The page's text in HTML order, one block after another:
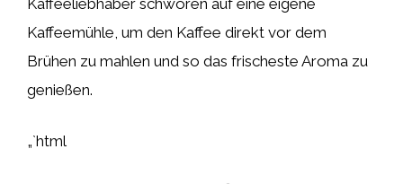
Kaffeemühle, um den Kaffee direkt vor dem
Brühen zu mahlen und so das frischeste Aroma zu
genießen.
„`html